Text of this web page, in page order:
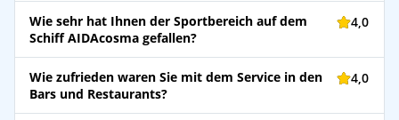
Wie sehr hat Ihnen der Sportbereich auf dem
Schiff AIDAcosma gefallen?
4,0
Wie zufrieden waren Sie mit dem Service in den
Bars und Restaurants?
4,0